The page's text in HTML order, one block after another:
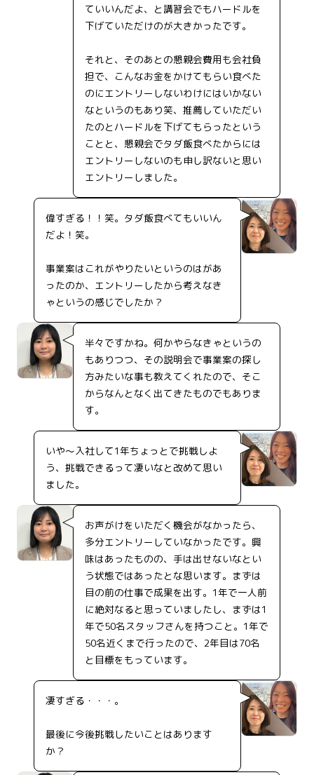
ていいんだよ、と講習会でもハードルを
下げていただけのが大きかったです。
それと、そのあとの懇親会費用も会社負
担で、こんなお金をかけてもらい食べた
のにエントリーしないわけにはいかない
なというのもあり笑、推薦していただい
たのとハードルを下げてもらったという
ことと、懇親会でタダ飯食べたからには
エントリーしないのも申し訳ないと思い
エントリーしました。
偉すぎる！！笑。タダ飯食べてもいいん
だよ！笑。
事業案はこれがやりたいというのはがあ
ったのか、エントリーしたから考えなき
ゃというの感じでしたか？
半々ですかね。何かやらなきゃというの
もありつつ、その説明会で事業案の探し
方みたいな事も教えてくれたので、そこ
からなんとなく出てきたものでもありま
す。
いや～入社して1年ちょっとで挑戦しよ
う、挑戦できるって凄いなと改めて思い
ました。
お声がけをいただく機会がなかったら、
多分エントリーしていなかったです。興
味はあったものの、手は出せないなとい
う状態ではあったとな思います。まずは
目の前の仕事で成果を出す。1年で一人前
に絶対なると思っていましたし、まずは1
年で50名スタッフさんを持つこと。1年で
50名近くまで行ったので、2年目は70名
と目標をもっています。
凄すぎる・・・。
最後に今後挑戦したいことはあります
か？